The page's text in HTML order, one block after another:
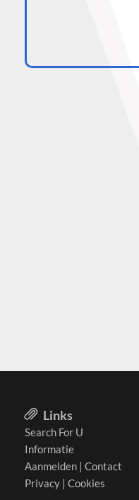
Links
Search For U
Informatie
Aanmelden | Contact
Privacy | Cookies